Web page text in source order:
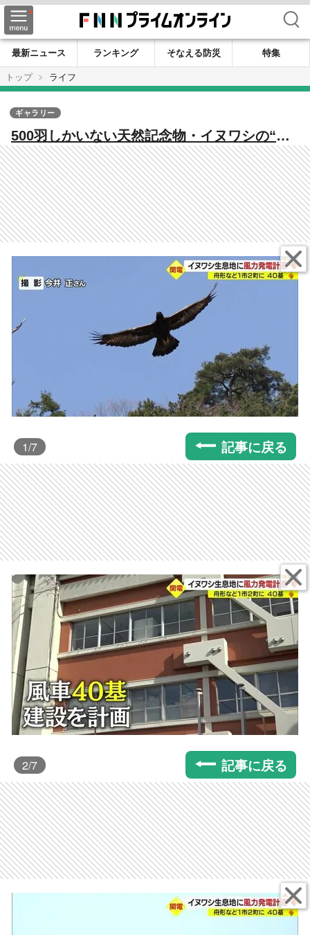
検索
最新ニュース ランキング そなえる防災
特集
トップ
ライフ
500羽しかいない天然記念物・イヌワシの“つ
がい”生息地に関西電力が大規模風力発電計
画…「県内最大の40基」 町民から厳しい声
も【山形発】
ギャラリー
1/7 記事に戻る
2/7 記事に戻る